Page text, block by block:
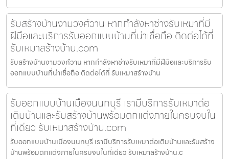
รับสร้างบ้านงามวงศ์วาน หากกำลังหาช่างรับเหมาที่มี
ฝีมือและบริการรับออกแบบบ้านที่น่าเชื่อถือ ติดต่อได้ที่
รับเหมาสร้างบ้าน.com
รับสร้างบ้านงามวงศ์วาน หากกำลังหาช่างรับเหมาที่มีฝีมือและบริการรับ
ออกแบบบ้านที่น่าเชื่อถือ ติดต่อได้ที่ รับเหมาสร้างบ้าน
รับออกแบบบ้านเมืองนนทบุรี เรามีบริการรับเหมาต่อ
เติมบ้านและรับสร้างบ้านพร้อมตกแต่งภายในครบจบใน
ที่เดียว รับเหมาสร้างบ้าน.com
รับออกแบบบ้านเมืองนนทบุรี เรามีบริการรับเหมาต่อเติมบ้านและรับสร้าง
บ้านพร้อมตกแต่งภายในครบจบในที่เดียว รับเหมาสร้างบ้าน.c